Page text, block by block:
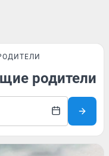
родители